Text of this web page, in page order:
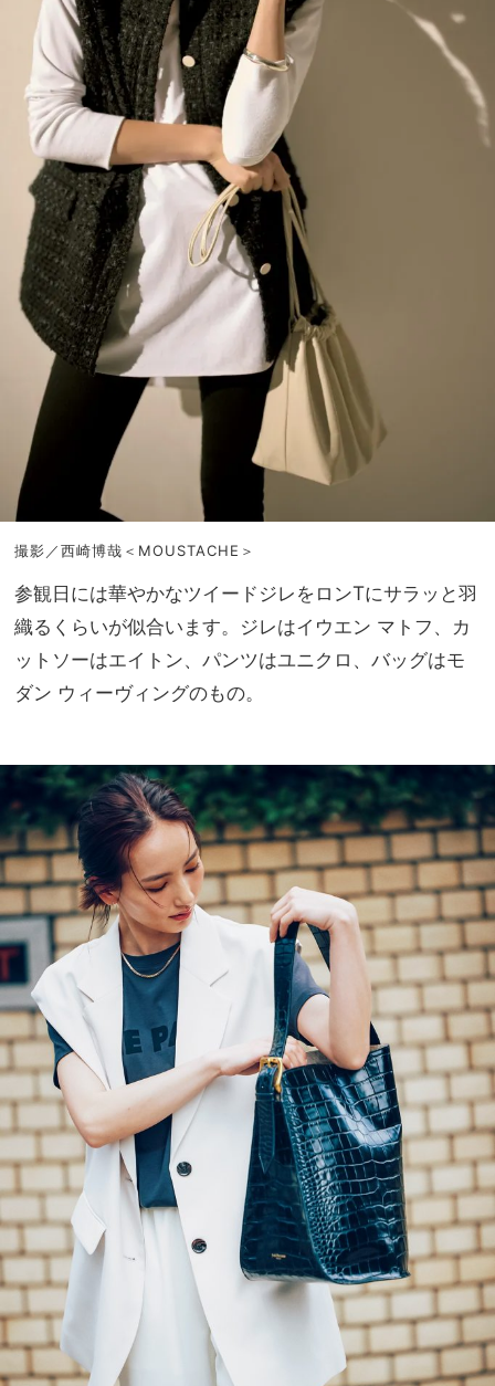
撮影／西崎博哉＜MOUSTACHE＞
参観日には華やかなツイードジレをロンTにサラッと羽
織るくらいが似合います。ジレはイウエン マトフ、カ
ットソーはエイトン、パンツはユニクロ、バッグはモ
ダン ウィーヴィングのもの。